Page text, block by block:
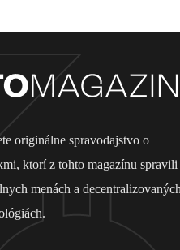
originálne spravodajstvo o
ktorí z tohto magazínu spravili
menách a